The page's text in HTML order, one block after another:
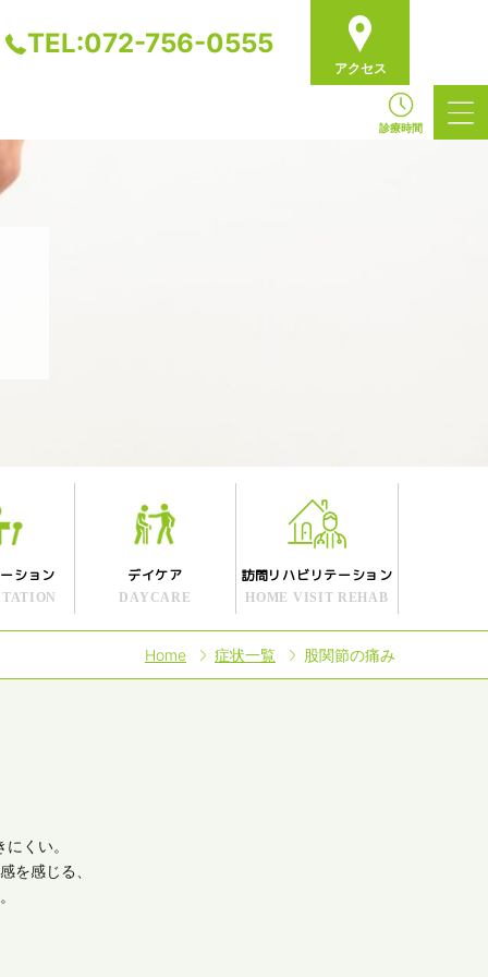
TEL:072-756-0555
アクセス
診療時間
ション デイケア
DAYCARE
訪問リハビリテーション
HOME VISIT REHAB
Home 症状一覧 股関節の痛み
くい。
を感じる、